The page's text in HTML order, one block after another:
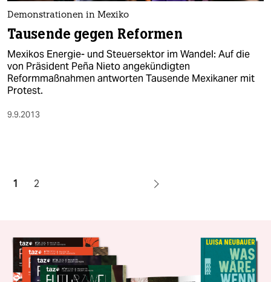
Demonstrationen in Mexiko
Tausende gegen Reformen
Mexikos Energie- und Steuersektor im Wandel: Auf die
von Präsident Peña Nieto angekündigten
Reformmaßnahmen antworten Tausende Mexikaner mit
Protest.
9.9.2013
1 2